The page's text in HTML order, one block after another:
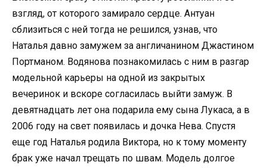
взгляд, от которого замирало сердце. Антуан
сблизиться с ней тогда не решился, узнав, что
Наталья давно замужем за англичанином Джастином
Портманом. Водянова познакомилась с ним в разгар
модельной карьеры на одной из закрытых
вечеринок и вскоре согласилась выйти замуж. В
девятнадцать лет она подарила ему сына Лукаса, а в
2006 году на свет появилась и дочка Нева. Спустя
еще год Наталья родила Виктора, но к тому моменту
брак уже начал трещать по швам. Модель долгое